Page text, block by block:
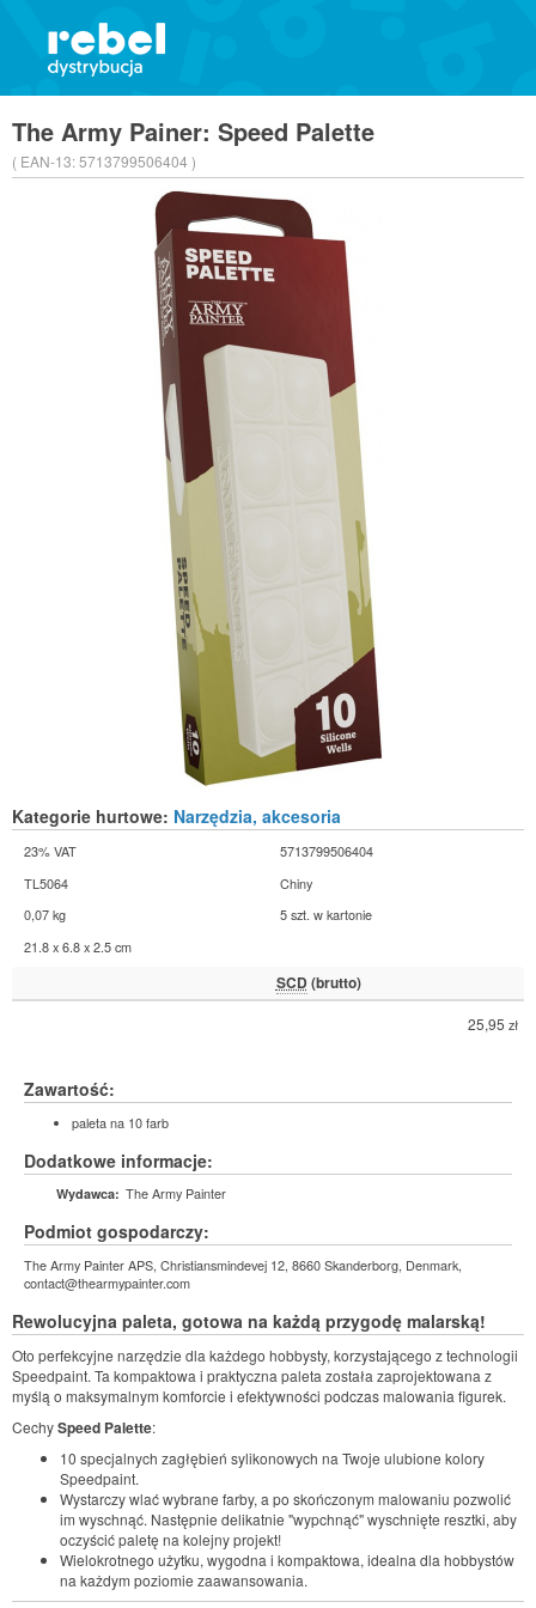
The Army Painer: Speed Palette
( EAN-13:5713799506404 )
Kategorie hurtowe: Narzędzia, akcesoria
23% VAT
5713799506404
TL5064
Chiny
0,07 kg
5 szt. w kartonie
21.8 x 6.8 x 2.5 cm
SCD (brutto)
25,95 zł
Zawartość:
paleta na 10 farb
Dodatkowe informacje:
Wydawca: The Army Painter
Podmiot gospodarczy:
The Army Painter APS, Christiansmindevej 12, 8660 Skanderborg, Denmark,
contact@thearmypainter.com
Rewolucyjna paleta, gotowa na każdą przygodę malarską!
Oto perfekcyjne narzędzie dla każdego hobbysty, korzystającego z technologii
Speedpaint. Ta kompaktowa i praktyczna paleta została zaprojektowana z
myślą o maksymalnym komforcie i efektywności podczas malowania figurek.
CechySpeed Palette:
10 specjalnych zagłębień sylikonowych na Twoje ulubione kolory
Speedpaint.
Wystarczy wlać wybrane farby, a po skończonym malowaniu pozwolić
im wyschnąć. Następnie delikatnie "wypchnąć" wyschnięte resztki, aby
oczyścić paletę na kolejny projekt!
Wielokrotnego użytku, wygodna i kompaktowa, idealna dla hobbystów
na każdym poziomie zaawansowania.